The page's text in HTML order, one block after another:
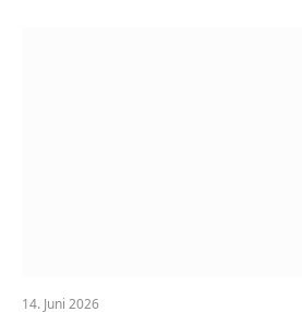
14. Juni 2026